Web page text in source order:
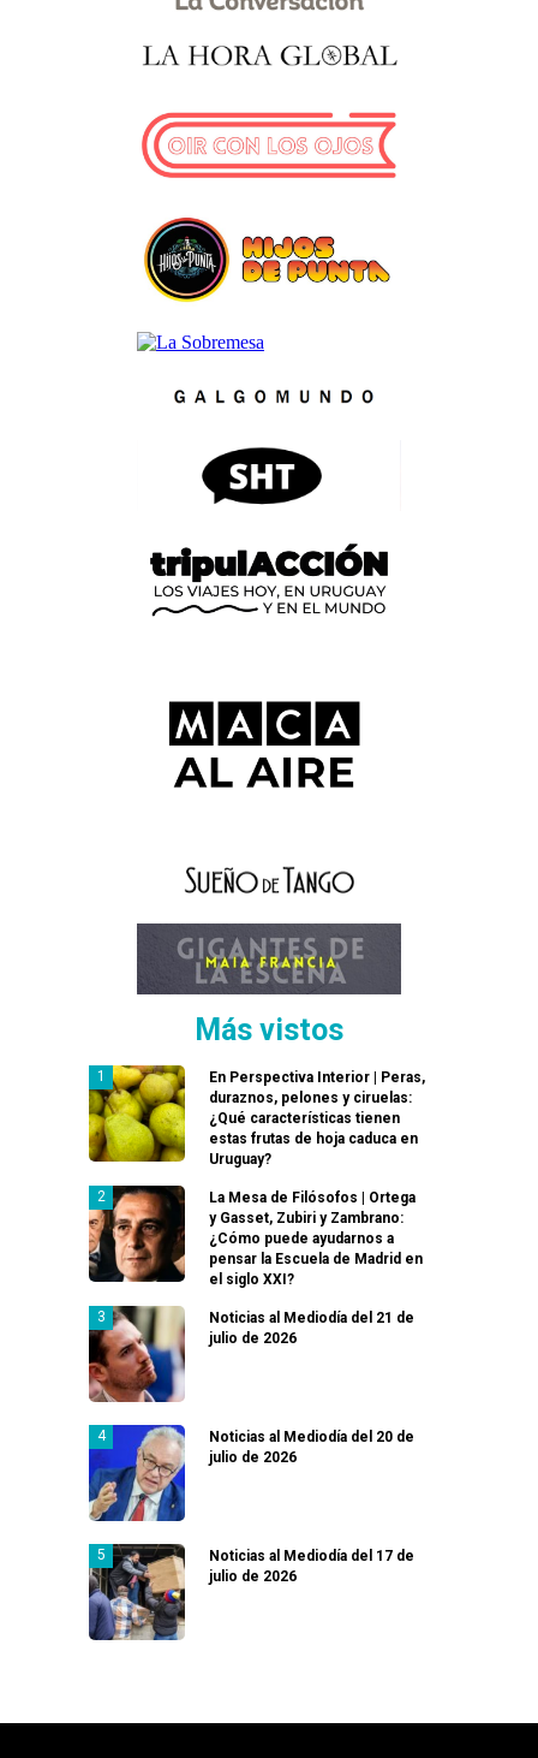
Más vistos
En Perspectiva Interior | Peras,
duraznos, pelones y ciruelas:
¿Qué características tienen
estas frutas de hoja caduca en
Uruguay?
La Mesa de Filósofos | Ortega
y Gasset, Zubiri y Zambrano:
¿Cómo puede ayudarnos a
pensar la Escuela de Madrid en
el siglo XXI?
Noticias al Mediodía del 21 de
julio de 2026
Noticias al Mediodía del 20 de
julio de 2026
Noticias al Mediodía del 17 de
julio de 2026